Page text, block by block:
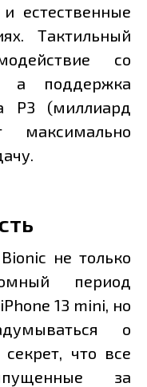
естественные
Тактильный
со
а поддержка
P3 (миллиард
максимально
не только
период
13 mini, но
о
что все
за